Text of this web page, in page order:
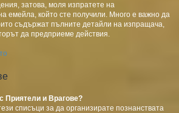
затова, моля изпратете на
емейла, който сте получили. Много е важно да
съдържат пълните детайли на изпращача,
да предприеме действия.
Приятели и Врагове?
списъци за да организирате познанствата